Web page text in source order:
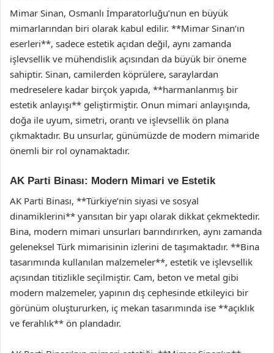
Mimar Sinan, Osmanlı İmparatorluğu’nun en büyük
mimarlarından biri olarak kabul edilir. **Mimar Sinan’ın
eserleri**, sadece estetik açıdan değil, aynı zamanda
işlevsellik ve mühendislik açısından da büyük bir öneme
sahiptir. Sinan, camilerden köprülere, saraylardan
medreselere kadar birçok yapıda, **harmanlanmış bir
estetik anlayışı** geliştirmiştir. Onun mimari anlayışında,
doğa ile uyum, simetri, orantı ve işlevsellik ön plana
çıkmaktadır. Bu unsurlar, günümüzde de modern mimaride
önemli bir rol oynamaktadır.
AK Parti Binası: Modern Mimari ve Estetik
AK Parti Binası, **Türkiye’nin siyasi ve sosyal
dinamiklerini** yansıtan bir yapı olarak dikkat çekmektedir.
Bina, modern mimari unsurları barındırırken, aynı zamanda
geleneksel Türk mimarisinin izlerini de taşımaktadır. **Bina
tasarımında kullanılan malzemeler**, estetik ve işlevsellik
açısından titizlikle seçilmiştir. Cam, beton ve metal gibi
modern malzemeler, yapının dış cephesinde etkileyici bir
görünüm oluştururken, iç mekan tasarımında ise **açıklık
ve ferahlık** ön plandadır.